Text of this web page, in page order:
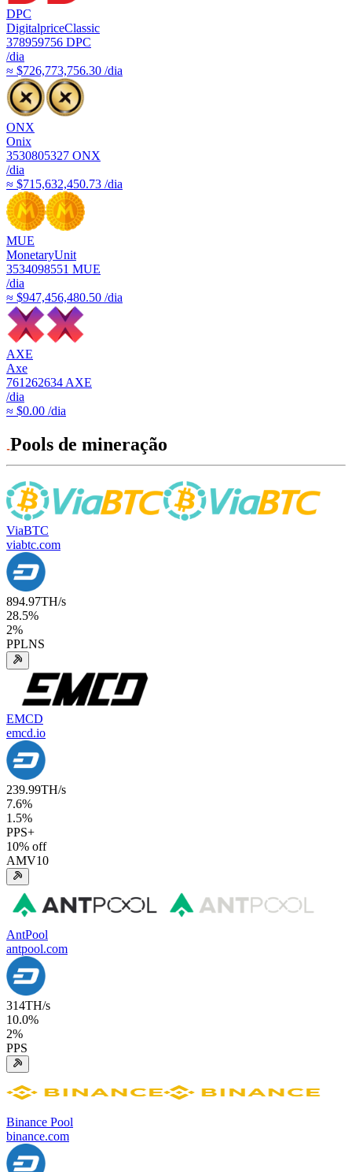
DPC
DigitalpriceClassic
378959756 DPC
/dia
≈ $726,773,756.30 /dia
ONX
Onix
3530805327 ONX
/dia
≈ $715,632,450.73 /dia
MUE
MonetaryUnit
3534098551 MUE
/dia
≈ $947,456,480.50 /dia
AXE
Axe
761262634 AXE
/dia
≈ $0.00 /dia
Pools de mineração
ViaBTC
viabtc.com
894.97TH/s
28.5%
2%
PPLNS
EMCD
emcd.io
239.99TH/s
7.6%
1.5%
PPS+
10% off
AMV10
AntPool
antpool.com
314TH/s
10.0%
2%
PPS
Binance Pool
binance.com